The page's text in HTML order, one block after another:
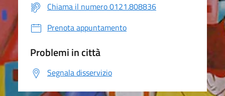
Chiama il numero 0121.808836
Prenota appuntamento
Problemi in città
Segnala disservizio